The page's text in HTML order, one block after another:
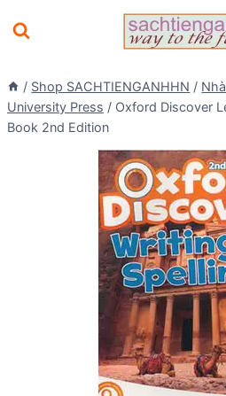
to
/ Shop SACHTIENGANHHN /
University Press / Oxford Discover
Book 2nd Edition